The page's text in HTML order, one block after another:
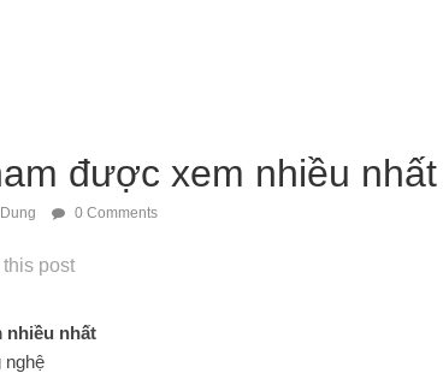
được xem nhiều nhất
0 Comments
this post
nhiều nhất
nghệ